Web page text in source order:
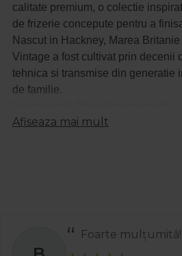
calitate premium, o colectie
de frizerie concepute pentru a
Nascut in Hackney, Marea
Vintage a fost cultivat prin decenii
tehnica si transmise din generatie
de familie.
pionierii gamei - amestecuri
Vines Vintage Barbering este o
Afiseaza mai mult
Foarte mulțumită!